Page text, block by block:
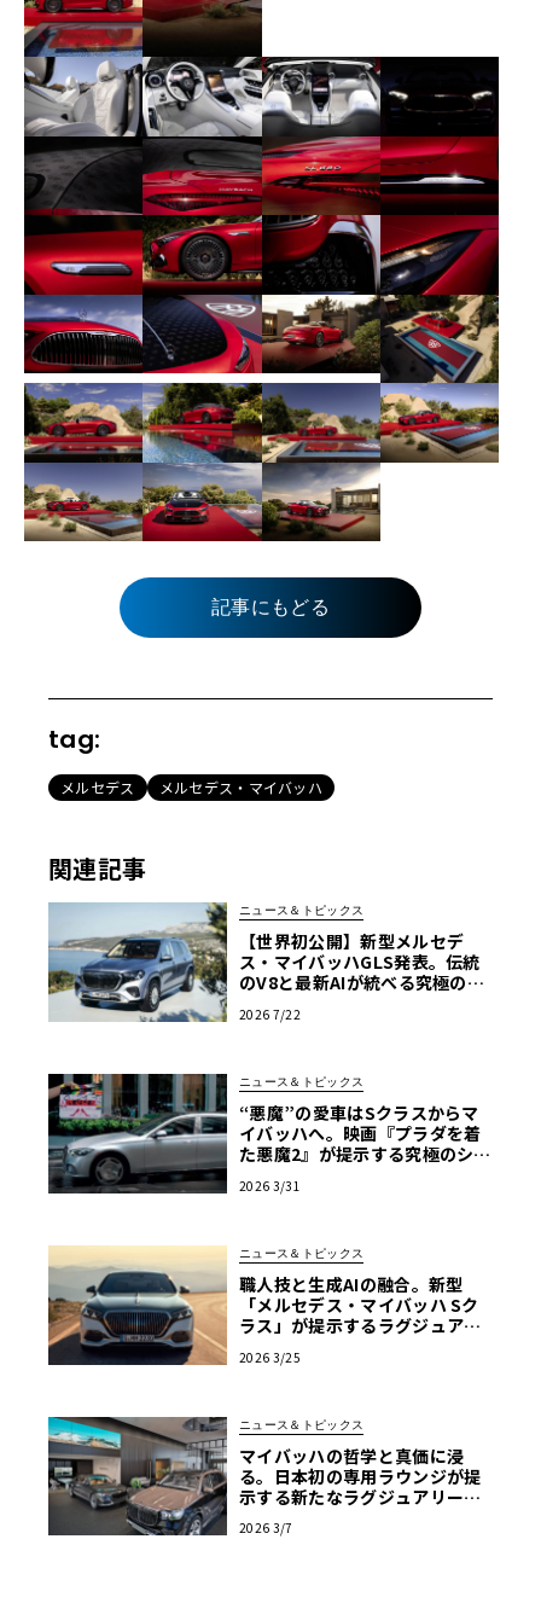
記事にもどる
tag:
メルセデス メルセデス・マイバッハ
関連記事
ニュース＆トピックス
【世界初公開】新型メルセデ
ス・マイバッハGLS発表。伝統
のV8と最新AIが統べる究極の移
2026 7/22
ニュース＆トピックス
“悪魔”の愛車はSクラスからマ
イバッハへ。映画『プラダを着
た悪魔2』が提示する究極のショ
2026 3/31
ニュース＆トピックス
職人技と生成AIの融合。新型
「メルセデス・マイバッハ Sク
ラス」が提示するラグジュアリ
2026 3/25
ニュース＆トピックス
マイバッハの哲学と真価に浸
る。日本初の専用ラウンジが提
示する新たなラグジュアリーの
2026 3/7